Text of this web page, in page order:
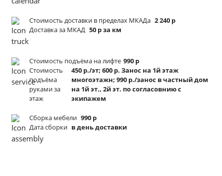
Стоимость доставки в пределах МКАДа 2 240 р
Доставка за МКАД 50 р за км
Стоимость подъёма на лифте 990 р
Стоимость
подъёма
руками за
этаж
450 р./эт; 600 р. Занос на 1й этаж
многоэтажн; 990 р./занос в частный дом
на 1й эт., 2й эт. по согласовнию с
экипажем
Сборка мебели 990 р
Дата сборки в день доставки